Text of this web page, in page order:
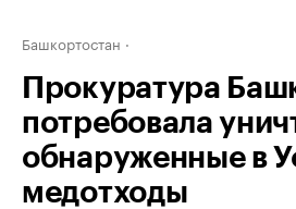
Башкортостан
Прокуратура
потребовала
обнаруженные в
медотходы